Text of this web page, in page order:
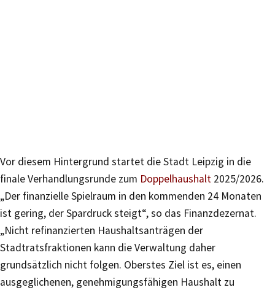
Vor diesem Hintergrund startet die Stadt Leipzig in die
finale Verhandlungsrunde zum Doppelhaushalt 2025/2026.
„Der finanzielle Spielraum in den kommenden 24 Monaten
ist gering, der Spardruck steigt“, so das Finanzdezernat.
„Nicht refinanzierten Haushaltsanträgen der
Stadtratsfraktionen kann die Verwaltung daher
grundsätzlich nicht folgen. Oberstes Ziel ist es, einen
ausgeglichenen, genehmigungsfähigen Haushalt zu